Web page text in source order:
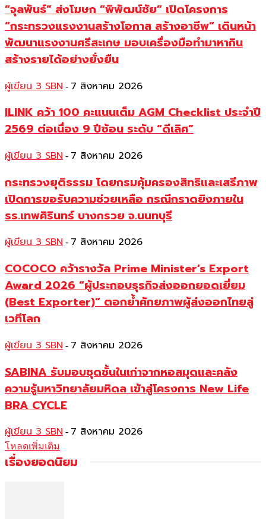
“จุลพันธ์” ส่งโฆษก “พิพัฒน์ชัย” เปิดโครงการ
“กระทรวงแรงงานสร้างโอกาส สร้างอาชีพ” เดินหน้า
พัฒนาแรงงานศรีสะเกษ มอบเครื่องมือทำมาหากิน
สร้างรายได้อย่างยั่งยืน
ผู้เขียน 3 SBN - 7 สิงหาคม 2026
ILINK คว้า 100 คะแนนเต็ม AGM Checklist ประจำปี
2569 ต่อเนื่อง 9 ปีซ้อน ระดับ “ดีเลิศ”
ผู้เขียน 3 SBN - 7 สิงหาคม 2026
กระทรวงยุติธรรม โดยกรมคุ้มครองสิทธิและเสรีภาพ
เปิดการขอรับความช่วยเหลือ กรณีกราดยิงภายใน
รร.เทพศิรินทร์ บางกรวย จ.นนทบุรี
ผู้เขียน 3 SBN - 7 สิงหาคม 2026
COCOCO คว้ารางวัล Prime Minister’s Export
Award 2026 “ผู้ประกอบธุรกิจส่งออกยอดเยี่ยม
(Best Exporter)” ตอกย้ำศักยภาพผู้ส่งออกไทยสู่
เวทีโลก
ผู้เขียน 3 SBN - 7 สิงหาคม 2026
SABINA รับมอบชุดชั้นในเก่าจากหอสมุดและคลัง
ความรู้มหาวิทยาลัยมหิดล เข้าสู่โครงการ New Life
BRA CYCLE
ผู้เขียน 3 SBN - 7 สิงหาคม 2026
โหลดเพิ่มเติม
เรื่องยอดนิยม